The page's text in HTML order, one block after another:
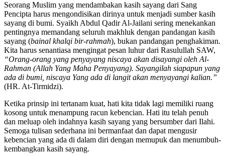
Seorang Muslim yang mendambakan kasih sayang dari Sang
Pencipta harus mengondisikan dirinya untuk menjadi sumber kasih
sayang di bumi. Syaikh Abdul Qadir Al-Jailani sering menekankan
pentingnya memandang seluruh makhluk dengan pandangan kasih
sayang (bainal khalqi bir-rahmah), bukan pandangan penghakiman.
Kita harus senantiasa mengingat pesan luhur dari Rasulullah SAW,
“Orang-orang yang penyayang niscaya akan disayangi oleh Al-
Rahman (Allah Yang Maha Penyayang). Sayangilah siapapun yang
ada di bumi, niscaya Yang ada di langit akan menyayangi kalian.”
(HR. At-Tirmidzi).
Ketika prinsip ini tertanam kuat, hati kita tidak lagi memiliki ruang
kosong untuk menampung racun kebencian. Hati itu telah penuh
dan meluap oleh indahnya kasih sayang yang bersumber dari Ilahi.
Semoga tulisan sederhana ini bermanfaat dan dapat mengusir
kebencian yang ada di dalam diri dengan memupuk dan menumbuh-
kembangkan kasih sayang.